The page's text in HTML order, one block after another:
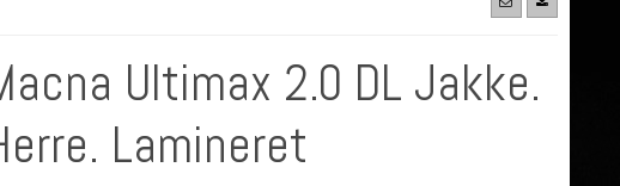
Ultimax 2.0 DL Jakke.
Lamineret